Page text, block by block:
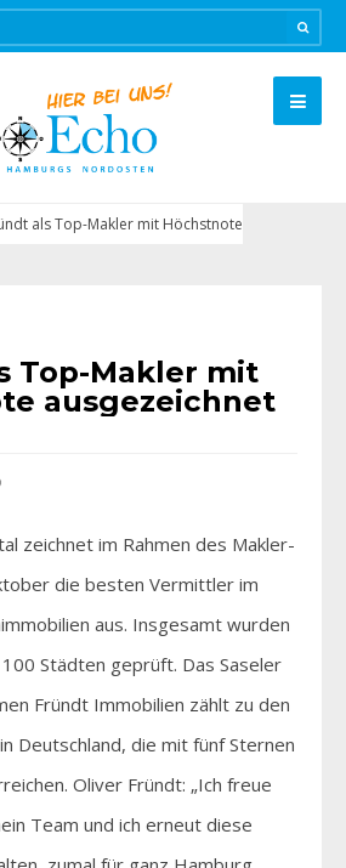
als Top-Makler mit Höchstnote
Top-Makler mit
ausgezeichnet
zeichnet im Rahmen des Makler-
die besten Vermittler im
aus. Insgesamt wurden
Städten geprüft. Das Saseler
Fründt Immobilien zählt zu den
Deutschland, die mit fünf Sternen
Oliver Fründt: „Ich freue
Team und ich erneut diese